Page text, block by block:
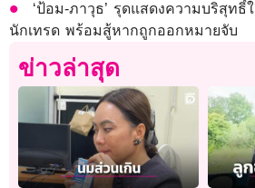
‘ป้อม-ภาวุธ’ รุดแสดงความบริสุทธิ์
นักเทรด พร้อมสู้หากถูกออกหมายจับ
ข่าวล่าสุด